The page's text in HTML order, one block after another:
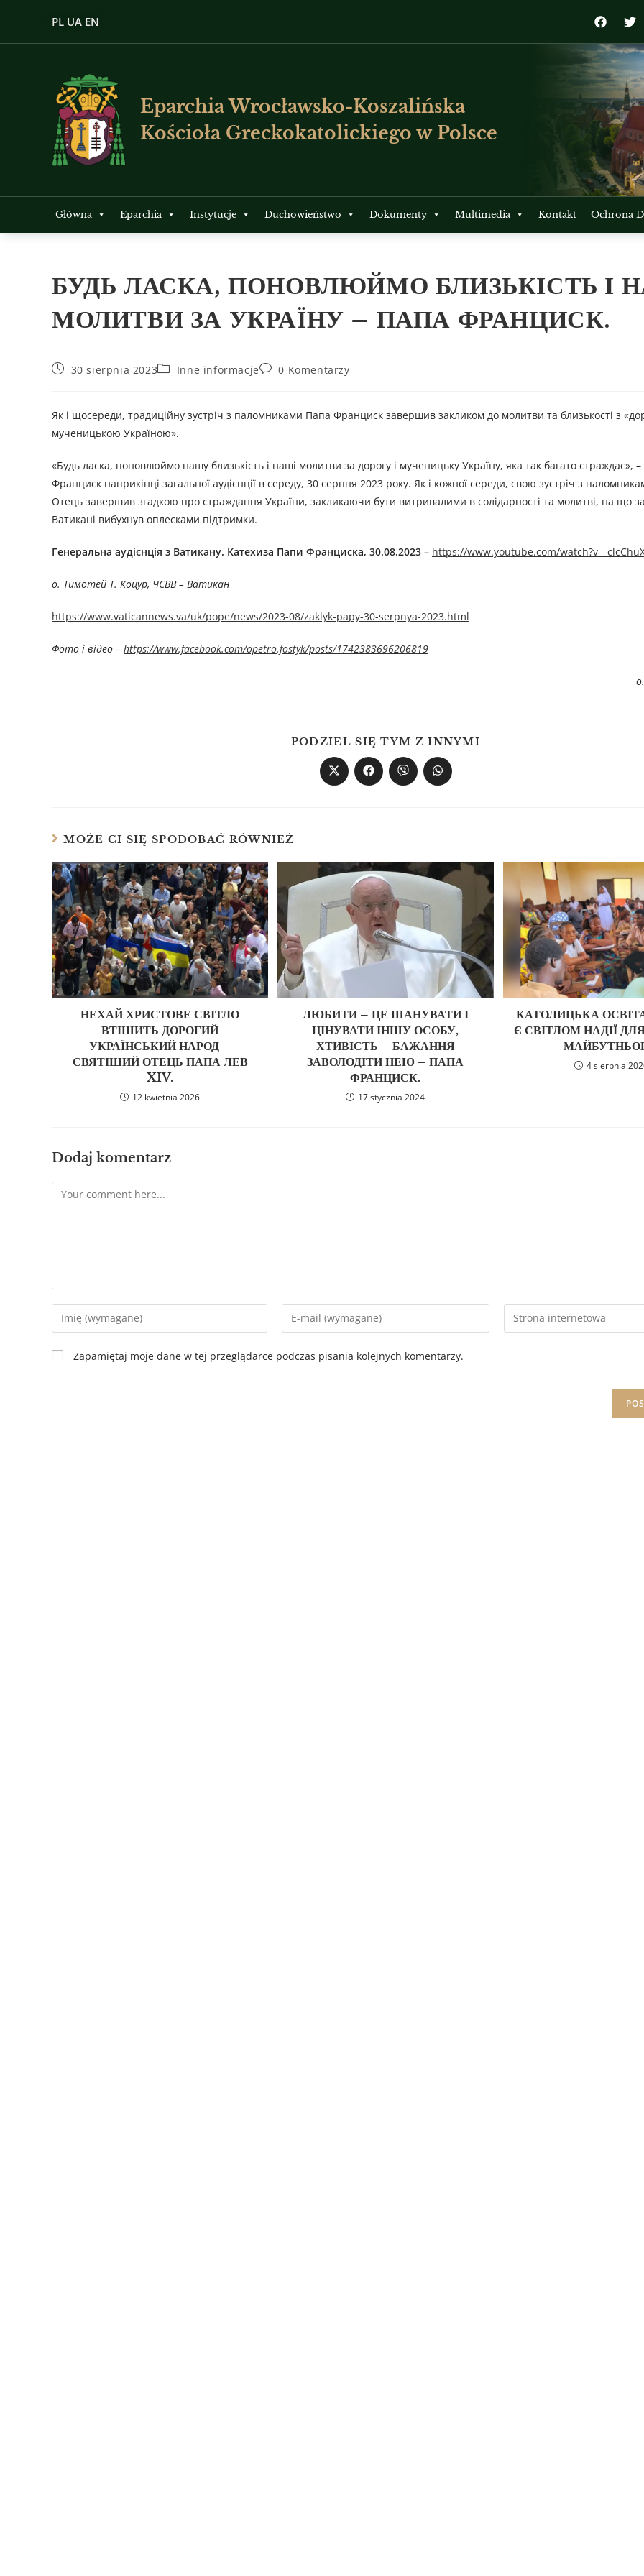
PL UA EN
Eparchia Wrocławsko-Koszalińska
Kościoła Greckokatolickiego w Polsce
Główna Eparchia Instytucje Duchowieństwo Dokumenty Multimedia Kontakt Ochrona
БУДЬ ЛАСКА, ПОНОВЛЮЙМО БЛИЗЬКІСТЬ І
МОЛИТВИ ЗА УКРАЇНУ – ПАПА ФРАНЦИСК.
30 sierpnia 2023 Inne informacje 0 Komentarzy
Як і щосереди, традиційну зустріч з паломниками Папа Франциск завершив закликом до молитви та близькості з
мученицькою Україною».
«Будь ласка, поновлюймо нашу близькість і наші молитви за дорогу і мученицьку Україну, яка так багато страждає»,
Франциск наприкінці загальної аудієнції в середу, 30 серпня 2023 року. Як і кожної середи, свою зустріч з
Отець завершив згадкою про страждання України, закликаючи бути витривалими в солідарності та молитві, на що
Ватикані вибухнув оплесками підтримки.
Генеральна аудієнція з Ватикану. Катехиза Папи Франциска, 30.08.2023 – https://www.youtube.com/watch?v=-
о. Тимотей Т. Коцур, ЧСВВ – Ватикан
https://www.vaticannews.va/uk/pope/news/2023-08/zaklyk-papy-30-serpnya-2023.html
Фото і відео – https://www.facebook.com/opetro.fostyk/posts/1742383696206819
PODZIEL SIĘ TYM Z INNYMI
MOŻE CI SIĘ SPODOBAĆ RÓWNIEŻ
НЕХАЙ ХРИСТОВЕ СВІТЛО
ВТІШИТЬ ДОРОГИЙ
УКРАЇНСЬКИЙ НАРОД –
СВЯТІШИЙ ОТЕЦЬ ПАПА ЛЕВ
XIV.
12 kwietnia 2026
ЛЮБИТИ – ЦЕ ШАНУВАТИ І
ЦІНУВАТИ ІНШУ ОСОБУ,
ХТИВІСТЬ – БАЖАННЯ
ЗАВОЛОДІТИ НЕЮ – ПАПА
ФРАНЦИСК.
17 stycznia 2024
КАТОЛИЦЬКА ОСВІТА
Є СВІТЛОМ НАДІЇ
4 sierpnia
Dodaj komentarz
Zapamiętaj moje dane w tej przeglądarce podczas pisania kolejnych komentarzy.